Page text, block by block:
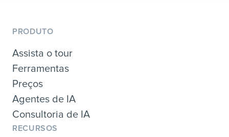
PRODUTO
Assista o tour
Ferramentas
Preços
Agentes de IA
Consultoria de IA
RECURSOS